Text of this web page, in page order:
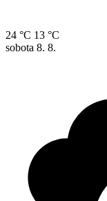
24 °C 13 °C
sobota 8. 8.